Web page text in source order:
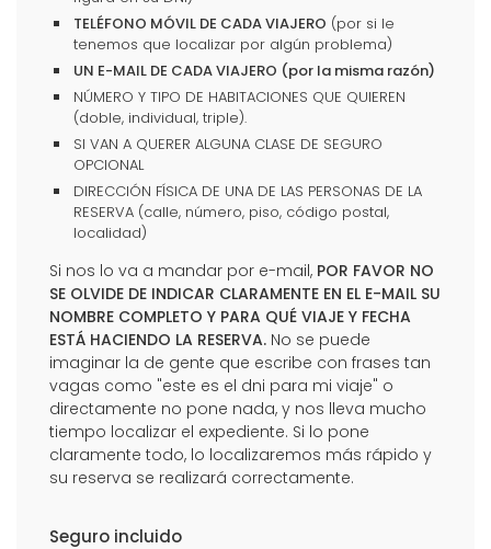
TELÉFONO MÓVIL DE CADA VIAJERO (por si le
tenemos que localizar por algún problema)
UN E-MAIL DE CADA VIAJERO (por la misma razón)
NÚMERO Y TIPO DE HABITACIONES QUE QUIEREN
(doble, individual, triple).
SI VAN A QUERER ALGUNA CLASE DE SEGURO
OPCIONAL
DIRECCIÓN FÍSICA DE UNA DE LAS PERSONAS DE LA
RESERVA (calle, número, piso, código postal,
localidad)
Si nos lo va a mandar por e-mail, POR FAVOR NO
SE OLVIDE DE INDICAR CLARAMENTE EN EL E-MAIL SU
NOMBRE COMPLETO Y PARA QUÉ VIAJE Y FECHA
ESTÁ HACIENDO LA RESERVA. No se puede
imaginar la de gente que escribe con frases tan
vagas como "este es el dni para mi viaje" o
directamente no pone nada, y nos lleva mucho
tiempo localizar el expediente. Si lo pone
claramente todo, lo localizaremos más rápido y
su reserva se realizará correctamente.
Seguro incluido